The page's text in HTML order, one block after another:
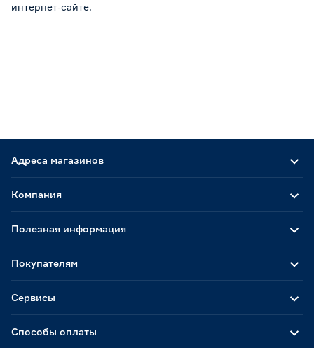
интернет-сайте.
Адреса магазинов
Способы оплаты
Компания
Полезная информация
Покупателям
Сервисы